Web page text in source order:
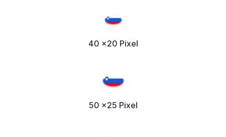
40 x20 Pixel
50 x25 Pixel